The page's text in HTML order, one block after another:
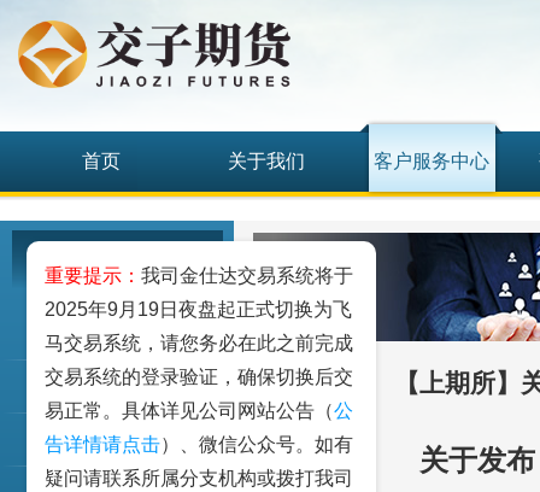
首页 关于我们 客户服务中心
我要开户
期权仿真
客户手册
【上期所】
关于发
重要提示： 我司金仕达交易系统将于
2025年9月19日夜盘起正式切换为飞
马交易系统，请您务必在此之前完成
交易系统的登录验证，确保切换后交
易正常。具体详见公司网站公告（公
告详情请点击）、微信公众号。如有
疑问请联系所属分支机构或拨打我司